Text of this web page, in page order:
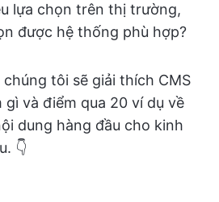
lựa chọn trên thị trường,
được hệ thống phù hợp?
tôi sẽ giải thích CMS
gì và điểm qua 20 ví dụ về
dung hàng đầu cho kinh
👇